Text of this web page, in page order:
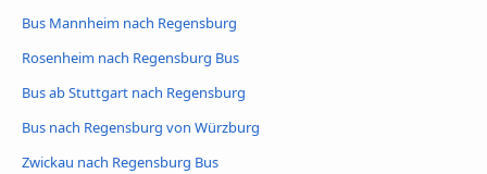
Bus Mannheim nach Regensburg
Rosenheim nach Regensburg Bus
Bus ab Stuttgart nach Regensburg
Bus nach Regensburg von Würzburg
Zwickau nach Regensburg Bus